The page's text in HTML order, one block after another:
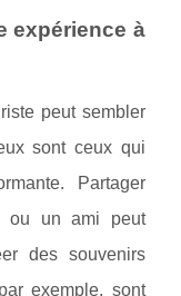
expérience à
peut sembler
sont ceux qui
Partager
ou un ami peut
des souvenirs
exemple, sont